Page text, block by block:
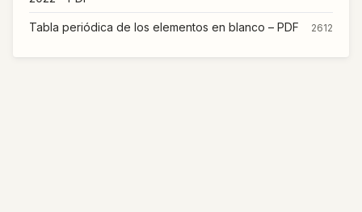
Tabla periódica de los elementos en blanco – PDF 2612